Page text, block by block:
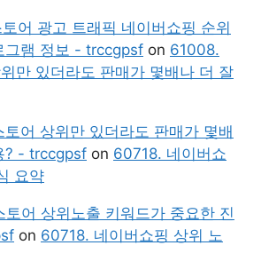
어 광고 트래픽 네이버쇼핑 순위
그램 정보 - trccgpsf on 61008.
만 있더라도 판매가 몇배나 더 잘
어 상위만 있더라도 판매가 몇배
? - trccgpsf on 60718. 네이버쇼
요약
어 상위노출 키워드가 중요한 진
on 60718. 네이버쇼핑 상위 노